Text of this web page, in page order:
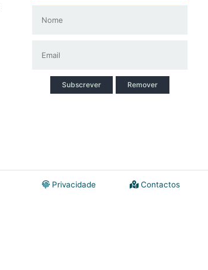
Subscrever Remover
Contactos
Privacidade